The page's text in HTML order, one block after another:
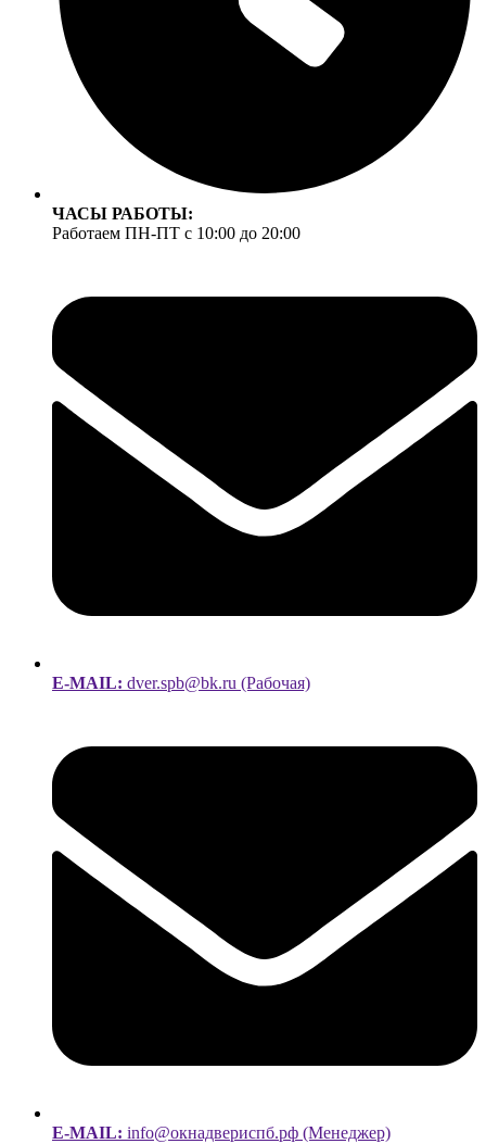
ЧАСЫ РАБОТЫ:
Работаем ПН-ПТ с 10:00 до 20:00
E-MAIL: dver.spb@bk.ru (Рабочая)
E-MAIL: info@окнадвериспб.рф (Менеджер)